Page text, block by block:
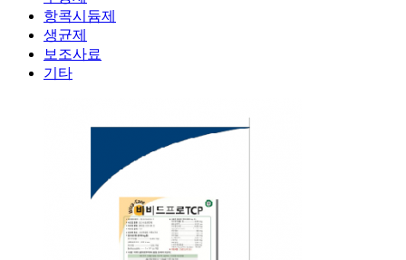
항콕시듐제
생균제
보조사료
기타